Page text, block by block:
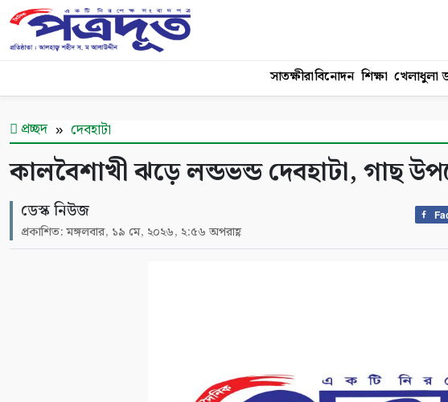
সাতক্ষীরাবিনোদন শিক্ষা খেলাধুলা
প্রচ্ছদ দেবহাটা
কালবৈশাখী ঝড়ে লন্ডভন্ড দেবহাটা, গাছ
ডেস্ক নিউজ
প্রকাশিত: মঙ্গলবার, ১৯ মে, ২০২৬, ২:৫৬ অপরাহ্ণ